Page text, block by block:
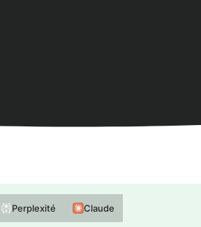
Perplexité Claude